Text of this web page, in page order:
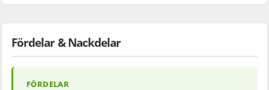
Fördelar & Nackdelar
FÖRDELAR